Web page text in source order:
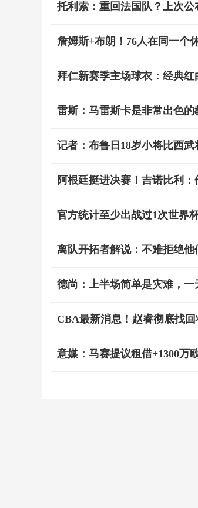
托利索：重回法国队？上次
詹姆斯+布朗！76人在同一个
拜仁新赛季主场球衣：经典
雷斯：马雷斯卡是非常出色
记者：布鲁日18岁小将比西
阿根廷挺进决赛！吉诺比利
官方统计至少出战过1次世界
离队开拓者解说：不难拒绝
德尚：上半场简单是灾难，
CBA最新消息！赵睿彻底找
意媒：马赛提议租借+1300万